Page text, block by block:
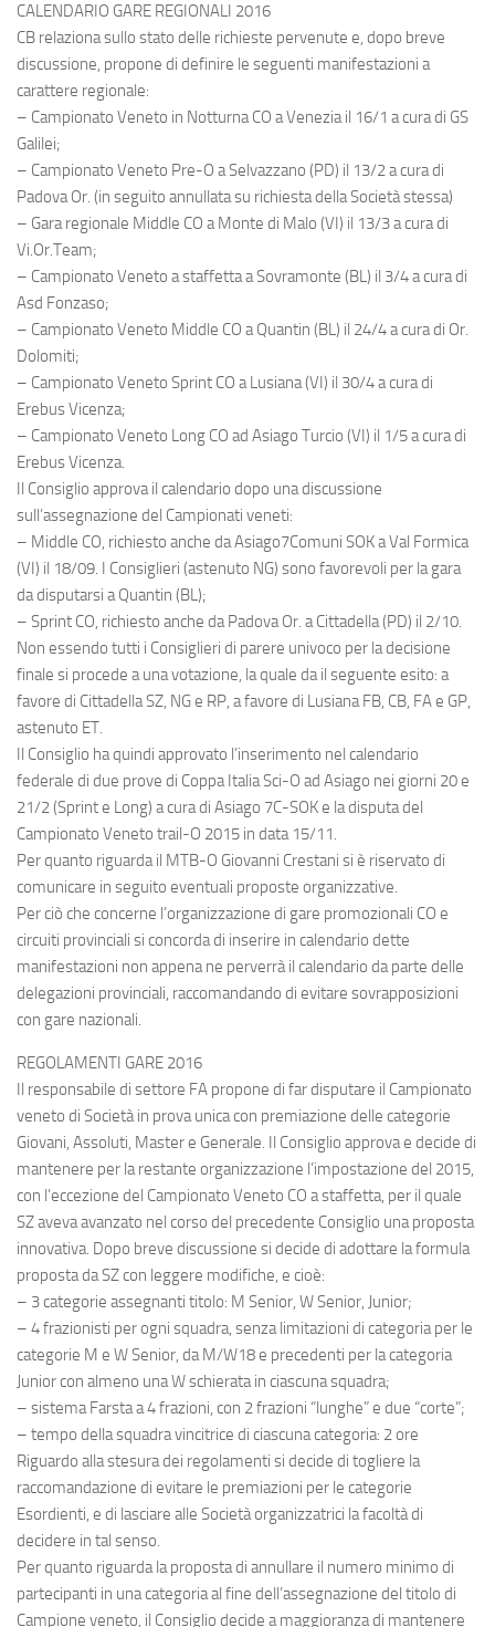
CALENDARIO GARE REGIONALI 2016
CB relaziona sullo stato delle richieste pervenute e, dopo breve
discussione, propone di definire le seguenti manifestazioni a
carattere regionale:
– Campionato Veneto in Notturna CO a Venezia il 16/1 a cura di GS
Galilei;
– Campionato Veneto Pre-O a Selvazzano (PD) il 13/2 a cura di
Padova Or. (in seguito annullata su richiesta della Società stessa)
– Gara regionale Middle CO a Monte di Malo (VI) il 13/3 a cura di
Vi.Or.Team;
– Campionato Veneto a staffetta a Sovramonte (BL) il 3/4 a cura di
Asd Fonzaso;
– Campionato Veneto Middle CO a Quantin (BL) il 24/4 a cura di Or.
Dolomiti;
– Campionato Veneto Sprint CO a Lusiana (VI) il 30/4 a cura di
Erebus Vicenza;
– Campionato Veneto Long CO ad Asiago Turcio (VI) il 1/5 a cura di
Erebus Vicenza.
Il Consiglio approva il calendario dopo una discussione
sull’assegnazione del Campionati veneti:
– Middle CO, richiesto anche da Asiago7Comuni SOK a Val Formica
(VI) il 18/09. I Consiglieri (astenuto NG) sono favorevoli per la gara
da disputarsi a Quantin (BL);
– Sprint CO, richiesto anche da Padova Or. a Cittadella (PD) il 2/10.
Non essendo tutti i Consiglieri di parere univoco per la decisione
finale si procede a una votazione, la quale da il seguente esito: a
favore di Cittadella SZ, NG e RP, a favore di Lusiana FB, CB, FA e GP,
astenuto ET.
Il Consiglio ha quindi approvato l’inserimento nel calendario
federale di due prove di Coppa Italia Sci-O ad Asiago nei giorni 20 e
21/2 (Sprint e Long) a cura di Asiago 7C-SOK e la disputa del
Campionato Veneto trail-O 2015 in data 15/11.
Per quanto riguarda il MTB-O Giovanni Crestani si è riservato di
comunicare in seguito eventuali proposte organizzative.
Per ciò che concerne l’organizzazione di gare promozionali CO e
circuiti provinciali si concorda di inserire in calendario dette
manifestazioni non appena ne perverrà il calendario da parte delle
delegazioni provinciali, raccomandando di evitare sovrapposizioni
con gare nazionali.
REGOLAMENTI GARE 2016
Il responsabile di settore FA propone di far disputare il Campionato
veneto di Società in prova unica con premiazione delle categorie
Giovani, Assoluti, Master e Generale. Il Consiglio approva e decide di
mantenere per la restante organizzazione l’impostazione del 2015,
con l’eccezione del Campionato Veneto CO a staffetta, per il quale
SZ aveva avanzato nel corso del precedente Consiglio una proposta
innovativa. Dopo breve discussione si decide di adottare la formula
proposta da SZ con leggere modifiche, e cioè:
– 3 categorie assegnanti titolo: M Senior, W Senior, Junior;
– 4 frazionisti per ogni squadra, senza limitazioni di categoria per le
categorie M e W Senior, da M/W18 e precedenti per la categoria
Junior con almeno una W schierata in ciascuna squadra;
– sistema Farsta a 4 frazioni, con 2 frazioni “lunghe” e due “corte”;
– tempo della squadra vincitrice di ciascuna categoria: 2 ore
Riguardo alla stesura dei regolamenti si decide di togliere la
raccomandazione di evitare le premiazioni per le categorie
Esordienti, e di lasciare alle Società organizzatrici la facoltà di
decidere in tal senso.
Per quanto riguarda la proposta di annullare il numero minimo di
partecipanti in una categoria al fine dell’assegnazione del titolo di
Campione veneto, il Consiglio decide a maggioranza di mantenere